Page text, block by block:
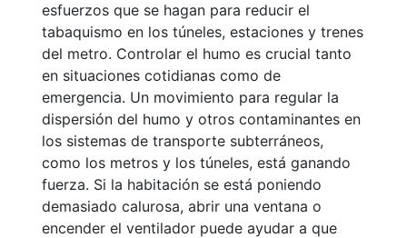
esfuerzos que se hagan para reducir el
tabaquismo en los túneles, estaciones y trenes
del metro. Controlar el humo es crucial tanto
en situaciones cotidianas como de
emergencia. Un movimiento para regular la
dispersión del humo y otros contaminantes en
los sistemas de transporte subterráneos,
como los metros y los túneles, está ganando
fuerza. Si la habitación se está poniendo
demasiado calurosa, abrir una ventana o
encender el ventilador puede ayudar a que